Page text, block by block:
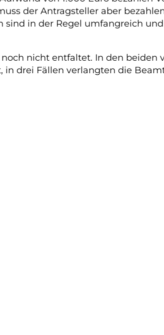
der Antragsteller aber
in der Regel umfangreich
nicht entfaltet. In den beiden
drei Fällen verlangten die